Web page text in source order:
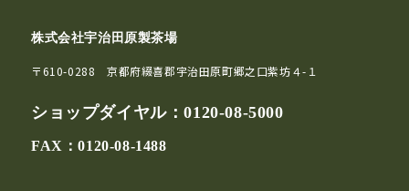
株式会社宇治田原製茶場
〒610-0288 京都府綴喜郡宇治田原町郷之口紫坊４-１
ショップダイヤル：0120-08-5000
FAX：0120-08-1488